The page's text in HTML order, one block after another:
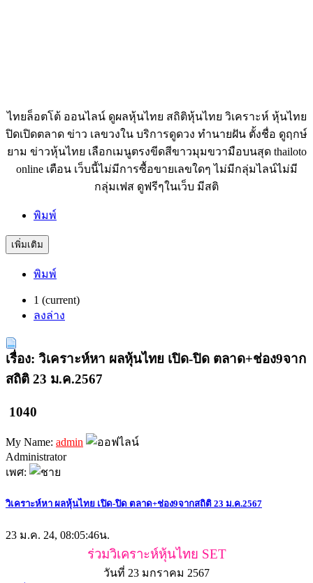
ไทยล็อตโต้ ออนไลน์ ดูผลหุ้นไทย สถิติหุ้นไทย วิเคราะห์ หุ้นไทย
ปิดเปิดตลาด ข่าว เลขวงใน บริการดูดวง ทำนายฝัน ตั้งชื่อ ดูฤกษ์
ยาม ข่าวหุ้นไทย เลือกเมนูตรงขีดสีขาวมุมขวามือบนสุด thailoto
online เตือน เว็บนี้ไม่มีการซื้อขายเลขใดๆ ไม่มีกลุ่มไลน์ไม่มี
กลุ่มเฟส ดูฟรีๆในเว็บ มีสติ
พิมพ์
เพิ่มเติม
พิมพ์
1 (current)
ลงล่าง
เรื่อง: วิเคราะห์หา ผลหุ้นไทย เปิด-ปิด ตลาด+ช่อง9จาก
สถิติ 23 ม.ค.2567
1040
My Name: admin
Administrator
เพศ:
วิเคราะห์หา ผลหุ้นไทย เปิด-ปิด ตลาด+ช่อง9จากสถิติ 23 ม.ค.2567
23 ม.ค. 24, 08:05:46น.
ร่วมวิเคราะห์หุ้นไทย SET
วันที่ 23 มกราคม 2567